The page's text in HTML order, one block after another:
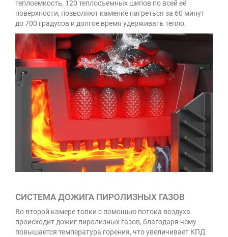
теплоемкость, 120 теплосъемных шипов по всей её
поверхности, позволяют каменке нагреться за 60 минут
до 700 градусов и долгое время удерживать тепло.
СИСТЕМА ДОЖИГА ПИРОЛИЗНЫХ ГАЗОВ
Во второй камере топки с помощью потока воздуха
происходит дожиг пиролизных газов, благодаря чему
повышается температура горения, что увеличивает КПД